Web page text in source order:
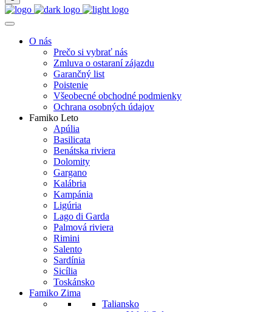
O nás
Prečo si vybrať nás
Zmluva o ostaraní zájazdu
Garančný list
Poistenie
Všeobecné obchodné podmienky
Ochrana osobných údajov
Famiko Leto
Apúlia
Basilicata
Benátska riviera
Dolomity
Gargano
Kalábria
Kampánia
Ligúria
Lago di Garda
Palmová riviera
Rimini
Salento
Sardínia
Sicília
Toskánsko
Famiko Zima
Taliansko